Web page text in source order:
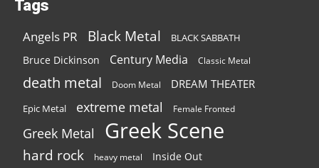
Tags
Angels PR Black Metal BLACK SABBATH
Bruce Dickinson Century Media Classic Metal
death metal Doom Metal DREAM THEATER
Epic Metal extreme metal Female Fronted
Greek Metal Greek Scene
hard rock heavy metal Inside Out